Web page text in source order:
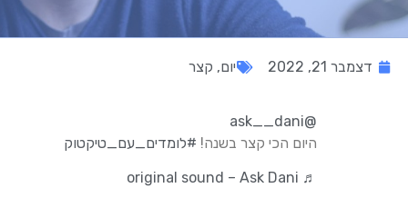
דצמבר 21, 2022 יום, קצר
@ask__dani
היום הכי קצר בשנה! #לומדים_עם_טיקטוק
♬ original sound – Ask Dani